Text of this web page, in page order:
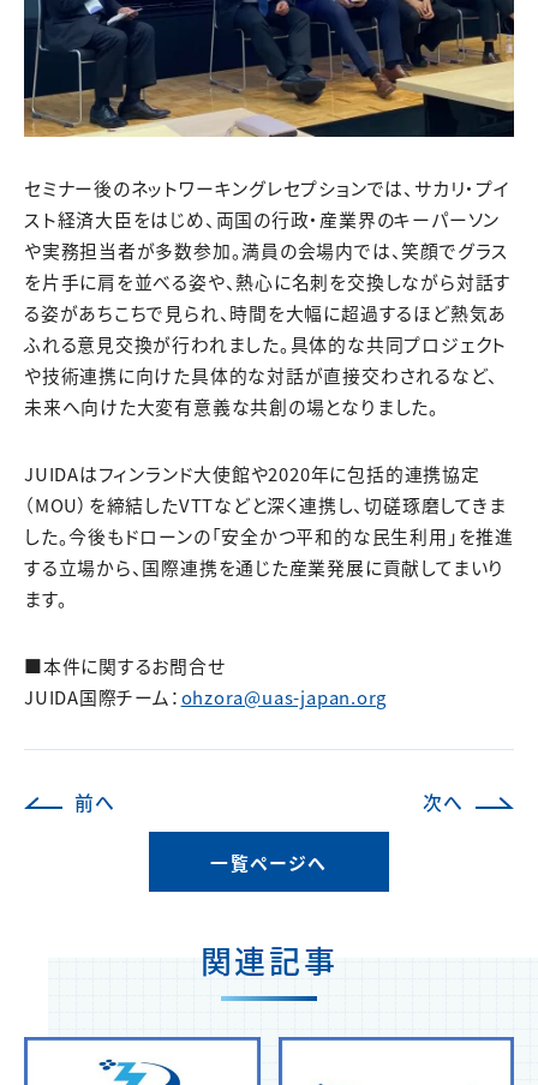
セミナー後のネットワーキングレセプションでは、サカリ・プイ
スト経済大臣をはじめ、両国の行政・産業界のキーパーソン
や実務担当者が多数参加。満員の会場内では、笑顔でグラス
を片手に肩を並べる姿や、熱心に名刺を交換しながら対話す
る姿があちこちで見られ、時間を大幅に超過するほど熱気あ
ふれる意見交換が行われました。具体的な共同プロジェクト
や技術連携に向けた具体的な対話が直接交わされるなど、
未来へ向けた大変有意義な共創の場となりました。
JUIDAはフィンランド大使館や2020年に包括的連携協定
（MOU）を締結したVTTなどと深く連携し、切磋琢磨してきま
した。今後もドローンの「安全かつ平和的な民生利用」を推進
する立場から、国際連携を通じた産業発展に貢献してまいり
ます。
■本件に関するお問合せ
JUIDA国際チーム：ohzora@uas-japan.org
前へ 次へ
一覧ページへ
関連記事